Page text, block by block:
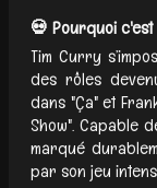
💀 Pourquoi
Tim Curry
des rôles
dans "Ça" et
Show". Capable
marqué
par son jeu